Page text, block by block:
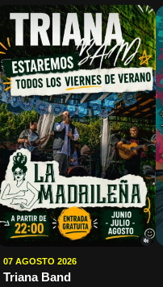
07 AGOSTO 2026
Triana Band